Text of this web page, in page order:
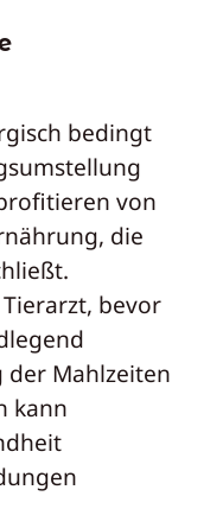
bedingt
von
die
bevor
der Mahlzeiten
kann